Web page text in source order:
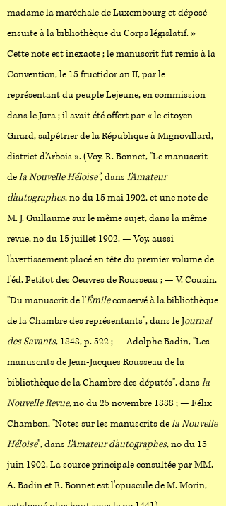
madame la maréchale de Luxembourg et déposé
ensuite à la bibliothèque du Corps législatif. »
Cette note est inexacte ; le manuscrit fut remis à la
Convention, le 15 fructidor an II, par le
représentant du peuple Lejeune, en commission
dans le Jura ; il avait été offert par « le citoyen
Girard, salpêtrier de la République à Mignovillard,
district d'Arbois ». (Voy. R. Bonnet, "Le manuscrit
dela Nouvelle Héloïse", dans l'Amateur
d'autographes, no du 15 mai 1902, et une note de
M. J. Guillaume sur le même sujet, dans la même
revue, no du 15 juillet 1902. — Voy. aussi
l'avertissement placé en tête du premier volume de
l'éd. Petitot des Oeuvres de Rousseau ; — V. Cousin,
"Du manuscrit de l'Émileconservé à la bibliothèque
de la Chambre des représentants", dans le Journal
des Savants, 1848, p. 522 ; — Adolphe Badin, "Les
manuscrits de Jean-Jacques Rousseau de la
bibliothèque de la Chambre des députés", dans la
Nouvelle Revue, no du 25 novembre 1888 ; — Félix
Chambon, "Notes sur les manuscrits dela Nouvelle
Héloïse", dans l'Amateur d'autographes, no du 15
juin 1902. La source principale consultée par MM.
A. Badin et R. Bonnet est l'opuscule de M. Morin,